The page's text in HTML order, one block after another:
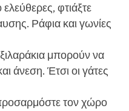
φτιάξτε
Ράφια και γωνίες
μπορούν να
άνεση. Έτσι οι γάτες
τον χώρο